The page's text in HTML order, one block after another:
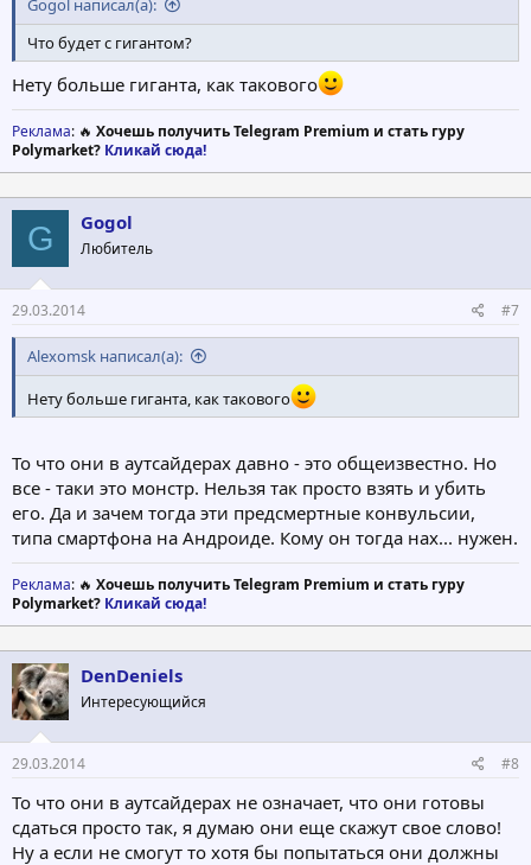
Gogol написал(а):
Что будет с гигантом?
Нету больше гиганта, как такового
Реклама: 🔥 Хочешь получить Telegram Premium и стать гуру
Polymarket? Кликай сюда!
G Gogol
Любитель
29.03.2014 #7
Alexomsk написал(а):
Нету больше гиганта, как такового
То что они в аутсайдерах давно - это общеизвестно. Но
все - таки это монстр. Нельзя так просто взять и убить
его. Да и зачем тогда эти предсмертные конвульсии,
типа смартфона на Андроиде. Кому он тогда нах... нужен.
Реклама: 🔥 Хочешь получить Telegram Premium и стать гуру
Polymarket? Кликай сюда!
DenDeniels
Интересующийся
29.03.2014 #8
То что они в аутсайдерах не означает, что они готовы
сдаться просто так, я думаю они еще скажут свое слово!
Ну а если не смогут то хотя бы попытаться они должны